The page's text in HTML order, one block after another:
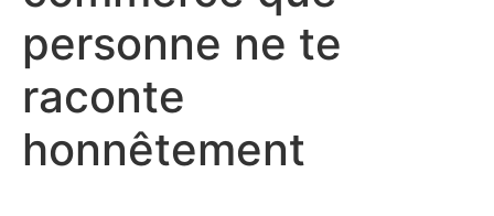
personne ne te
raconte
honnêtement